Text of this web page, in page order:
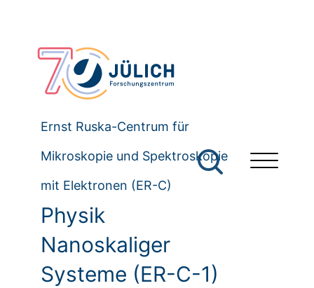
Ernst Ruska-Centrum für
Mikroskopie und Spektroskopie
mit Elektronen (ER-C)
Physik
Nanoskaliger
Systeme (ER-C-1)